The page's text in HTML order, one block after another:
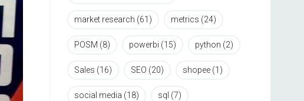
market research (61) metrics (24)
POSM (8) powerbi (15) python (2)
Sales (16) SEO (20) shopee (1)
social media (18) sql (7)